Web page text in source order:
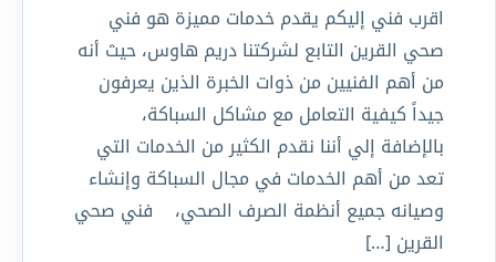
اقرب فني إليكم يقدم خدمات مميزة هو فني
صحي القرين التابع لشركتنا دريم هاوس، حيث أنه
من أهم الفنيين من ذوات الخبرة الذين يعرفون
جيداً كيفية التعامل مع مشاكل السباكة،
بالإضافة إلي أننا نقدم الكثير من الخدمات التي
تعد من أهم الخدمات في مجال السباكة وإنشاء
وصيانه جميع أنظمة الصرف الصحي، فني صحي
القرين […]